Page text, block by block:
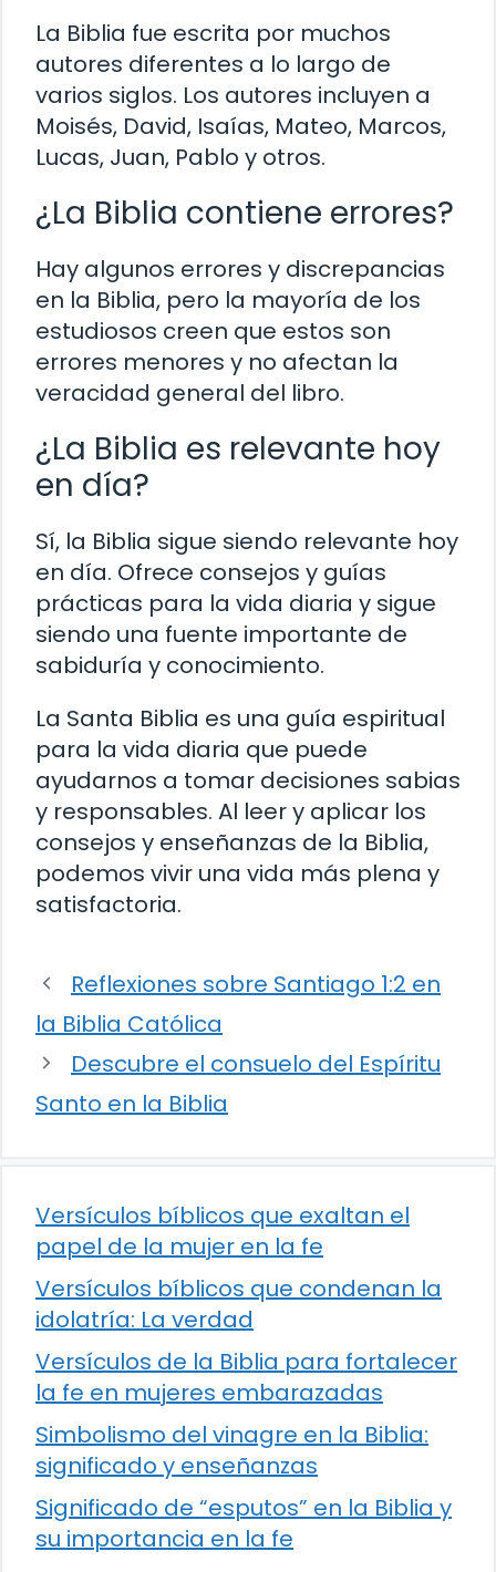
La Biblia fue escrita por muchos
autores diferentes a lo largo de
varios siglos. Los autores incluyen a
Moisés, David, Isaías, Mateo, Marcos,
Lucas, Juan, Pablo y otros.
¿La Biblia contiene errores?
Hay algunos errores y discrepancias
en la Biblia, pero la mayoría de los
estudiosos creen que estos son
errores menores y no afectan la
veracidad general del libro.
¿La Biblia es relevante hoy
en día?
Sí, la Biblia sigue siendo relevante hoy
en día. Ofrece consejos y guías
prácticas para la vida diaria y sigue
siendo una fuente importante de
sabiduría y conocimiento.
La Santa Biblia es una guía espiritual
para la vida diaria que puede
ayudarnos a tomar decisiones sabias
y responsables. Al leer y aplicar los
consejos y enseñanzas de la Biblia,
podemos vivir una vida más plena y
satisfactoria.
Reflexiones sobre Santiago 1:2 en
la Biblia Católica
Descubre el consuelo del Espíritu
Santo en la Biblia
Versículos bíblicos que exaltan el
papel de la mujer en la fe
Versículos bíblicos que condenan la
idolatría: La verdad
Versículos de la Biblia para fortalecer
la fe en mujeres embarazadas
Simbolismo del vinagre en la Biblia:
significado y enseñanzas
Significado de “esputos” en la Biblia y
su importancia en la fe